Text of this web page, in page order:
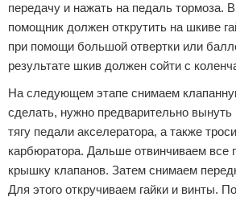
передачу и нажать на педаль тормоза.
помощник должен открутить на шкиве
при помощи большой отвертки или
результате шкив должен сойти с
На следующем этапе снимаем
сделать, нужно предварительно
тягу педали акселератора, а также
карбюратора. Дальше отвинчиваем все
крышку клапанов. Затем снимаем
Для этого откручиваем гайки и винты.